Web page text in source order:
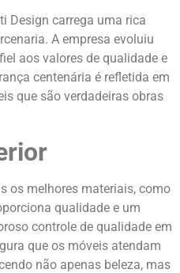
Design carrega uma rica
A empresa evoluiu
aos valores de qualidade e
centenária é refletida em
que são verdadeiras obras
os melhores materiais, como
qualidade e um
controle de qualidade em
que os móveis atendam
não apenas beleza, mas